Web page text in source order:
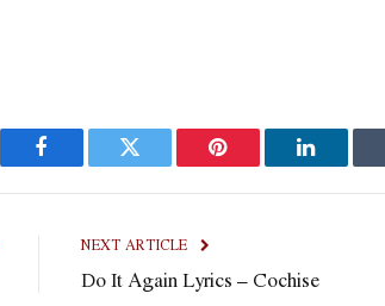
Facebook Twitter Pinterest LinkedIn
NEXT ARTICLE
Do It Again Lyrics – Cochise